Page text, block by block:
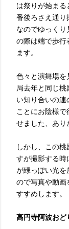
は祭りが始ま
番後ろさえ通り
なのでゆっく
の際は端で歩行
ます。
色々と演舞場
局去年と同じ
い知り合いの
ことにお陰様
せました、あり
しかし、この
すが撮影する時
が緑っぽい光を
ので写真や動画
すすめします。
高円寺阿波お